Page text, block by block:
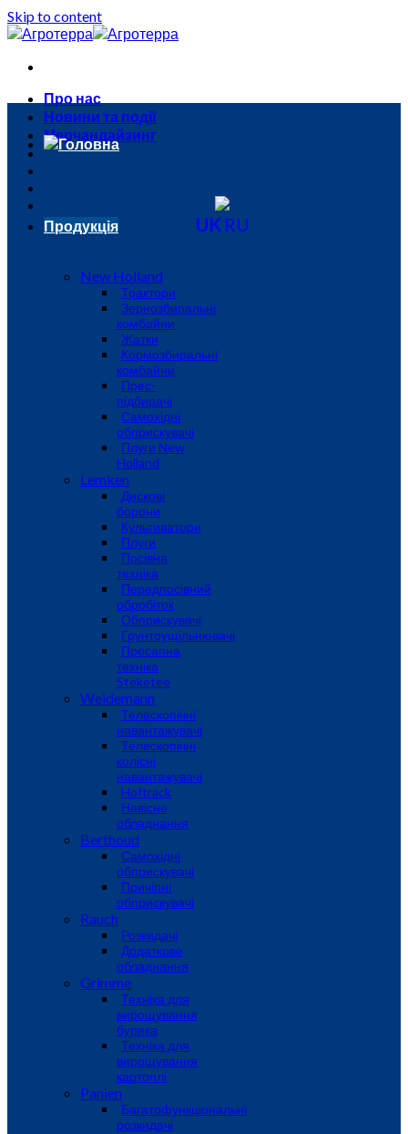
Skip to content
Про нас
Новини та події
Мерчандайзинг
UK RU
Головна
Продукція
New Holland
Трактори
Зернозбиральні
комбайни
Жатки
Кормозбиральні
комбайни
Прес-
підбирачі
Самохідні
обприскувачі
Плуги New
Holland
Lemken
Дискові
борони
Культиватори
Плуги
Посівна
техніка
Передпосівний
обробіток
Обприскувачі
Грунтоущільнювачі
Просапна
техніка
Steketee
Weidemann
Телескопічні
навантажувачі
Телескопічні
колісні
навантажувачі
Hoftrack
Навісне
обладнання
Berthoud
Самохідні
обприскувачі
Причіпні
обприскувачі
Rauch
Розкидачі
Додаткове
обладнання
Grimme
Техніка для
вирощування
буряка
Техніка для
вирощування
картоплі
Panien
Багатофункціональні
розкидачі